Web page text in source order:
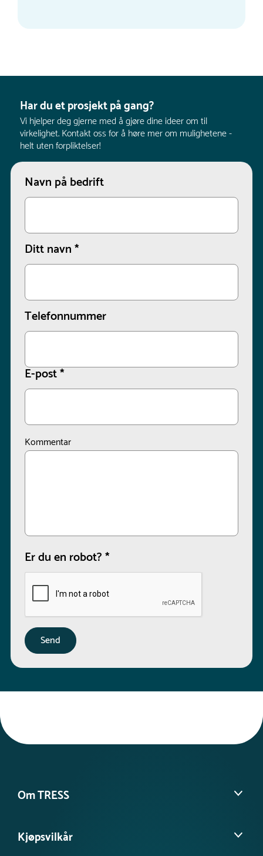
Har du et prosjekt på gang?
Vi hjelper deg gjerne med å gjøre dine ideer om til
virkelighet. Kontakt oss for å høre mer om mulighetene -
helt uten forpliktelser!
Navn på bedrift
Ditt navn*
Telefonnummer
E-post*
Kommentar
Er du en robot?*
Om TRESS
Kontakt kundeservice
Kjøpsvilkår